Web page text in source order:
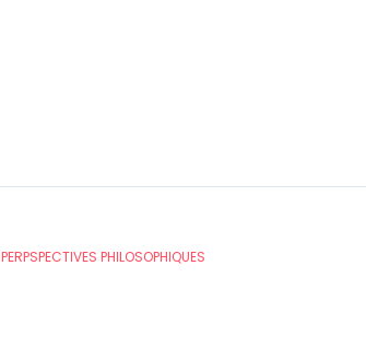
PERPSPECTIVES PHILOSOPHIQUES